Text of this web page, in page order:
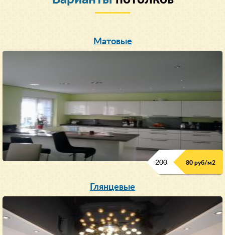
Матовые
200 80 руб/м2
Глянцевые